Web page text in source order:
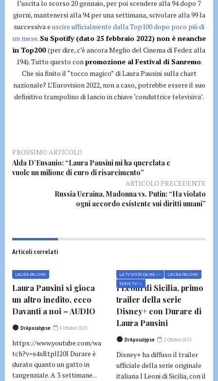
l’uscita lo scorso 20 gennaio, per poi scendere alla 94 dopo 7
giorni, mantenersi alla 94 per una settimana, scivolare alla 99 la
successiva e uscire ufficialmente dalla Top100 dopo poco più di
un mese. Su Spotify (dato 25 febbraio 2022) non è neanche
in Top200(per dire, c’è ancora Meglio del Cinema di Fedez alla
194). Tutto questo conpromozione al Festival di Sanremo.
Che sia finito il “tocco magico” di Laura Pausini sulla chart
nazionale? L’Eurovision 2022, non a caso, potrebbe essere il suo
definitivo trampolino di lancio in chiave ‘conduttrice televisiva’.
PROSSIMO ARTICOLO
Alda D’Eusanio: “Laura Pausini mi ha querelata e
vuole un milione di euro di risarcimento”
ARTICOLO PRECEDENTE
Russia Ucraina, Madonna vs. Putin: “Ha violato
ogni accordo esistente sui diritti umani”
Articoli correlati
LAURA PAUSINI
Laura Pausini si gioca
un altro inedito, ecco
Davanti a noi – AUDIO
DrApocalypse 6 Ottobre 2023
https://www.youtube.com/wa
tch?v=s4xRtplJ20I Durare è
durato quanto un gatto in
tangenziale. A 3 settimane...
LA TV VISTA DA ME >>
LAURA PAUSINI
SERIE TV >>
I Leoni di Sicilia, primo
trailer della serie
Disney+ con Durare di
Laura Pausini
DrApocalypse 2 Ottobre 2023
Disney+ ha diffuso il trailer
ufficiale della serie originale
italiana I Leoni di Sicilia, con il